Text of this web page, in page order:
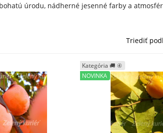
úrodu, nádherné jesenné farby a
Triediť
Kategória 🚚 ④
NOVINKA